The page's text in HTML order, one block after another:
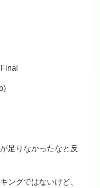
足りなかったなと反
ングではないけど、